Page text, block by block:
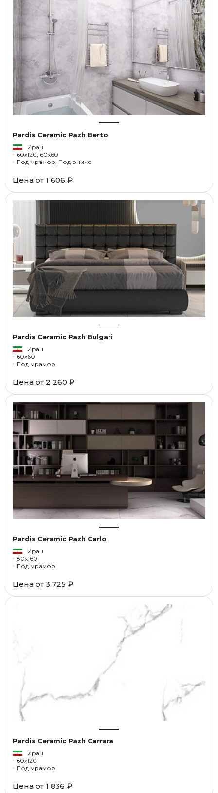
Pardis Ceramic Pazh Berto
Иран
60x120, 60x60
Под мрамор, Под оникс
Цена от 1 606 ₽
Pardis Ceramic Pazh Bulgari
Иран
60x60
Под мрамор
Цена от 2 260 ₽
Pardis Ceramic Pazh Carlo
Иран
80x160
Под мрамор
Цена от 3 725 ₽
Pardis Ceramic Pazh Carrara
Иран
60x120
Под мрамор
Цена от 1 836 ₽